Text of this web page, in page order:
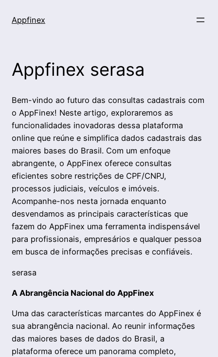
Appfinex
Appfinex serasa
Bem-vindo ao futuro das consultas cadastrais com
o AppFinex! Neste artigo, exploraremos as
funcionalidades inovadoras dessa plataforma
online que reúne e simplifica dados cadastrais das
maiores bases do Brasil. Com um enfoque
abrangente, o AppFinex oferece consultas
eficientes sobre restrições de CPF/CNPJ,
processos judiciais, veículos e imóveis.
Acompanhe-nos nesta jornada enquanto
desvendamos as principais características que
fazem do AppFinex uma ferramenta indispensável
para profissionais, empresários e qualquer pessoa
em busca de informações precisas e confiáveis.
serasa
A Abrangência Nacional do AppFinex
Uma das características marcantes do AppFinex é
sua abrangência nacional. Ao reunir informações
das maiores bases de dados do Brasil, a
plataforma oferece um panorama completo,